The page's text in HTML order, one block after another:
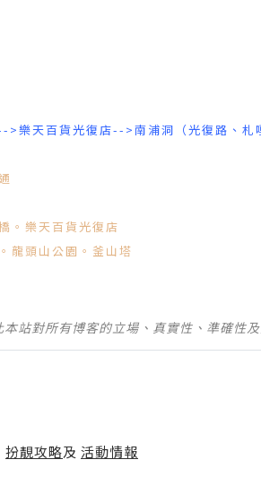
天百貨光復店-->南浦洞（光復路、札
。樂天百貨光復店
龍頭山公園。釜山塔
站對所有博客的立場、真實性、準確性
扮靚攻略及 活動情報